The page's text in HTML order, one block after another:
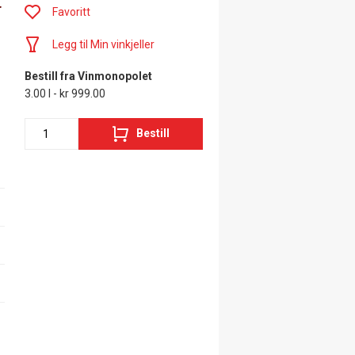
Favoritt
Legg til Min vinkjeller
Bestill fra Vinmonopolet
3.00 l - kr 999.00
Bestill